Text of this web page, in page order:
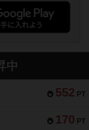
中
552 PT
170 PT